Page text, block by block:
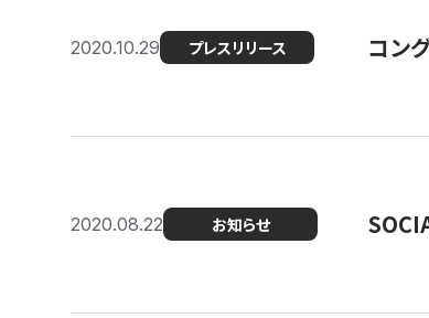
2020.10.29 プレスリリース コン
2020.08.22 お知らせ